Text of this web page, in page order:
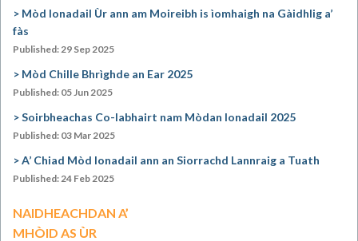
Mòd Ionadail Ùr ann am Moireibh is ìomhaigh na Gàidhlig a’
fàs
Published: 29 Sep 2025
Mòd Chille Bhrìghde an Ear 2025
Published: 05 Jun 2025
Soirbheachas Co-labhairt nam Mòdan Ionadail 2025
Published: 03 Mar 2025
A’ Chiad Mòd Ionadail ann an Siorrachd Lannraig a Tuath
Published: 24 Feb 2025
NAIDHEACHDAN A’
MHÒID AS ÙR